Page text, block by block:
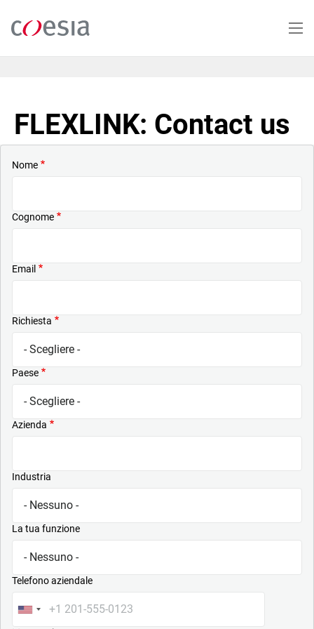
contenuto
FLEXLINK: Contact us
Nome
Cognome
Email
Richiesta
Paese
Azienda
Industria
La tua funzione
Telefono aziendale